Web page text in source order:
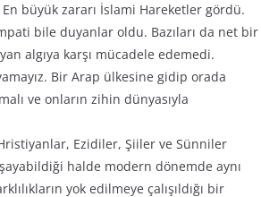
büyük zararı İslami Hareketler gördü.
bile duyanlar oldu. Bazıları da net bir
algıya karşı mücadele edemedi.
Bir Arap ülkesine gidip orada
ve onların zihin dünyasıyla
Ezidiler, Şiiler ve Sünniler
halde modern dönemde aynı
yok edilmeye çalışıldığı bir